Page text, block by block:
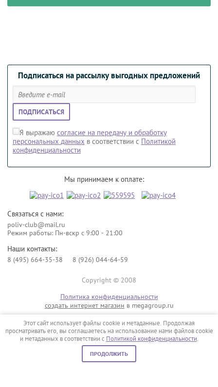
Этот сайт использует файлы cookie и метаданные. Продолжая
просматривать его, вы соглашаетесь на использование нами файлов cookie
и метаданных в соответствии с Политикой конфиденциальности.
ПРОДОЛЖИТЬ
Подписаться на рассылку выгодных предложений
Я выражаю согласие на передачу и обработку
персональных данных в соответствии с Политикой
конфиденциальности
ПОДПИСАТЬСЯ
Мы принимаем к оплате:
Связаться с нами:
poliv-club@mail.ru
Режим работы: Пн-вскр с 9:00 - 21:00
Наши контакты:
8 (495) 664-35-38 8 (926) 044-64-59
Copyright © 2008
Политика конфиденциальности
создать интернет магазин в megagroup.ru